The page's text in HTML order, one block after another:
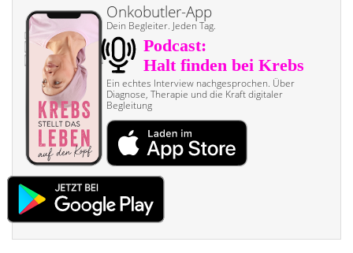
Onkobutler-App
Dein Begleiter. Jeden Tag.
Ein echtes Interview nach­gesprochen. Über
Diagnose, Therapie und die Kraft digitaler
Begleitung